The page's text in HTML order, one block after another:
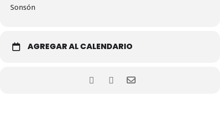
Sonsón
AGREGAR AL CALENDARIO